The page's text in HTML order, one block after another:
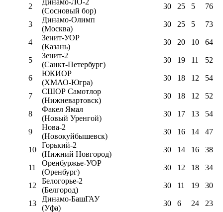
2
Динамо-ЛО-2
(Сосновый бор)
30 25 5 76
3
Динамо-Олимп
(Москва)
30 25 5 73
4
Зенит-УОР
(Казань)
30 20 10 64
5
Зенит-2
(Санкт-Петербург)
30 19 11 52
6
ЮКИОР
(ХМАО-Югра)
30 18 12 54
7
СШОР Самотлор
(Нижневартовск)
30 18 12 52
8
Факел Ямал
(Новый Уренгой)
30 17 13 54
9
Нова-2
(Новокуйбышевск)
30 16 14 47
10
Горький-2
(Нижний Новгород)
30 14 16 38
11
Оренбуржье-УОР
(Оренбург)
30 12 18 34
12
Белогорье-2
(Белгород)
30 11 19 30
13
Динамо-БашГАУ
(Уфа)
30 6 24 23